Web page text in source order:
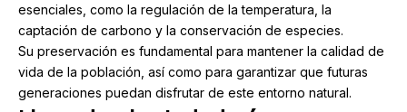
esenciales, como la regulación de la temperatura, la
captación de carbono y la conservación de especies.
Su preservación es fundamental para mantener la calidad de
vida de la población, así como para garantizar que futuras
generaciones puedan disfrutar de este entorno natural.